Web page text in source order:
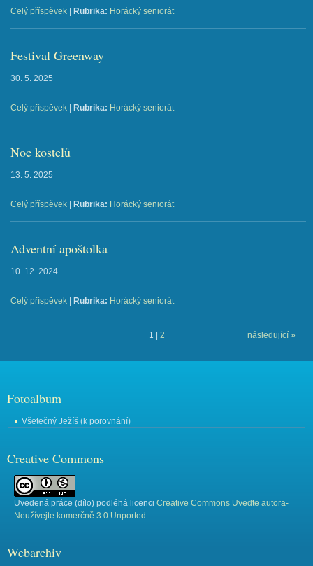
Celý příspěvek Rubrika: Horácký seniorát
Festival Greenway
30. 5. 2025
Celý příspěvek Rubrika: Horácký seniorát
Noc kostelů
13. 5. 2025
Celý příspěvek Rubrika: Horácký seniorát
Adventní apoštolka
10. 12. 2024
Celý příspěvek Rubrika: Horácký seniorát
1 2 následující »
Fotoalbum
Všetečný Ježíš (k porovnání)
Creative Commons
Uvedená práce (dílo) podléhá licenci Creative Commons Uveďte autora-
Neužívejte komerčně 3.0 Unported
Webarchiv